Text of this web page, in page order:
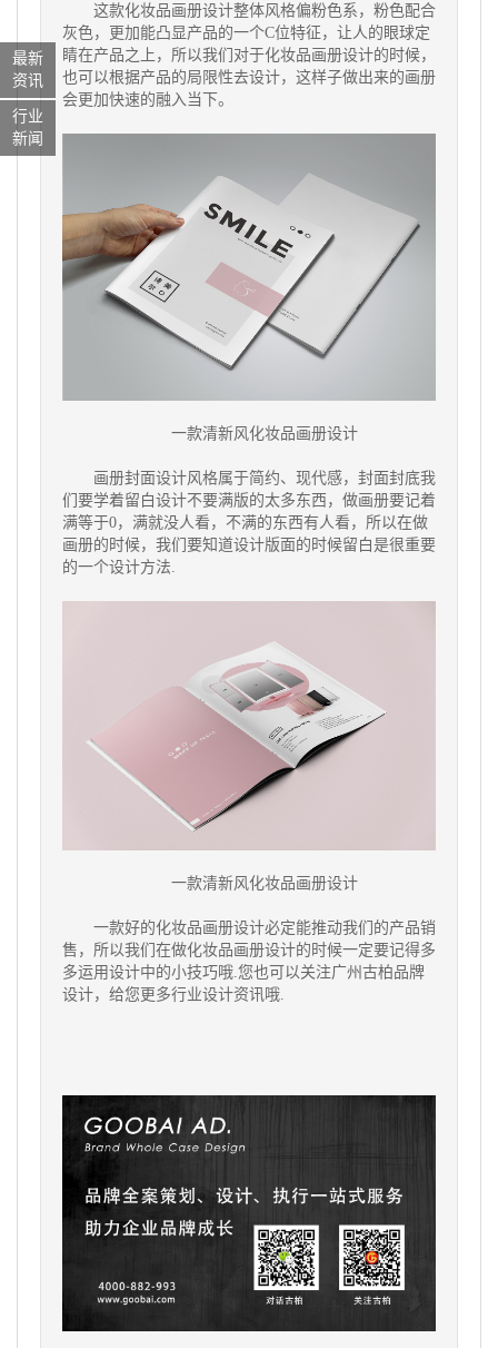
这款化妆品画册设计整体风格偏粉色系，粉色配合
灰色，更加能凸显产品的一个C位特征，让人的眼球定
睛在产品之上，所以我们对于化妆品画册设计的时候，
也可以根据产品的局限性去设计，这样子做出来的画册
会更加快速的融入当下。
一款清新风化妆品画册设计
画册封面设计风格属于简约、现代感，封面封底我
们要学着留白设计不要满版的太多东西，做画册要记着
满等于0，满就没人看，不满的东西有人看，所以在做
画册的时候，我们要知道设计版面的时候留白是很重要
的一个设计方法.
一款清新风化妆品画册设计
一款好的化妆品画册设计必定能推动我们的产品销
售，所以我们在做化妆品画册设计的时候一定要记得多
多运用设计中的小技巧哦.您也可以关注广州古柏品牌
设计，给您更多行业设计资讯哦.
最新
资讯
行业
新闻